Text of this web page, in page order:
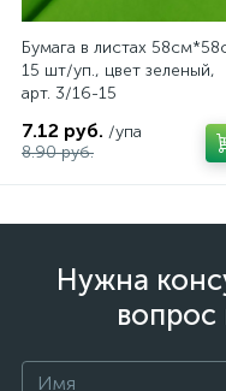
Бумага в листах
15 шт/уп., цвет зеленый,
арт. 3/16-15
7.12 руб. /упа
8.90 руб.
Нужна
вопрос